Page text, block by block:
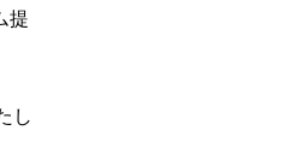
提
し